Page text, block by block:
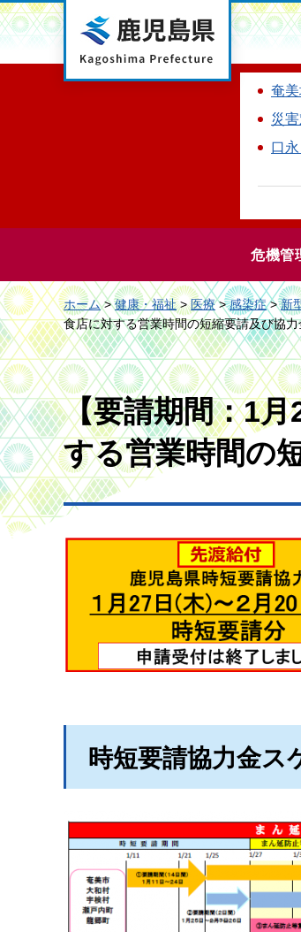
鹿児島県
奄
災
口
危機管
ホーム>健康・福祉>医療>感染症>新
食店に対する営業時間の短縮要請及び協
【要請期間：1
する営業時間の
時短要請協力金ス